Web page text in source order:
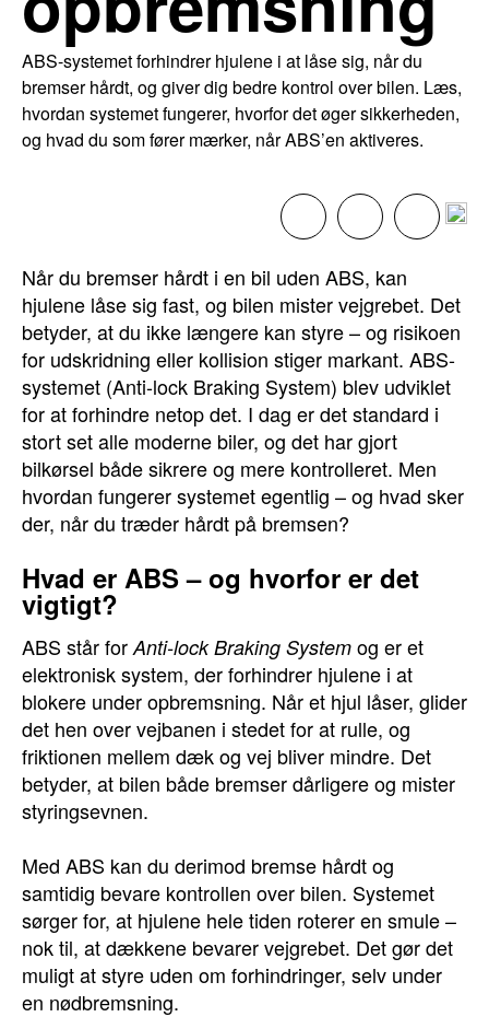
ABS-systemet forhindrer hjulene i at låse sig, når du
bremser hårdt, og giver dig bedre kontrol over bilen. Læs,
hvordan systemet fungerer, hvorfor det øger sikkerheden,
og hvad du som fører mærker, når ABS’en aktiveres.
Når du bremser hårdt i en bil uden ABS, kan
hjulene låse sig fast, og bilen mister vejgrebet. Det
betyder, at du ikke længere kan styre – og risikoen
for udskridning eller kollision stiger markant. ABS-
systemet (Anti-lock Braking System) blev udviklet
for at forhindre netop det. I dag er det standard i
stort set alle moderne biler, og det har gjort
bilkørsel både sikrere og mere kontrolleret. Men
hvordan fungerer systemet egentlig – og hvad sker
der, når du træder hårdt på bremsen?
Hvad er ABS – og hvorfor er det
vigtigt?
ABS står for Anti-lock Braking System og er et
elektronisk system, der forhindrer hjulene i at
blokere under opbremsning. Når et hjul låser, glider
det hen over vejbanen i stedet for at rulle, og
friktionen mellem dæk og vej bliver mindre. Det
betyder, at bilen både bremser dårligere og mister
styringsevnen.
Med ABS kan du derimod bremse hårdt og
samtidig bevare kontrollen over bilen. Systemet
sørger for, at hjulene hele tiden roterer en smule –
nok til, at dækkene bevarer vejgrebet. Det gør det
muligt at styre uden om forhindringer, selv under
en nødbremsning.